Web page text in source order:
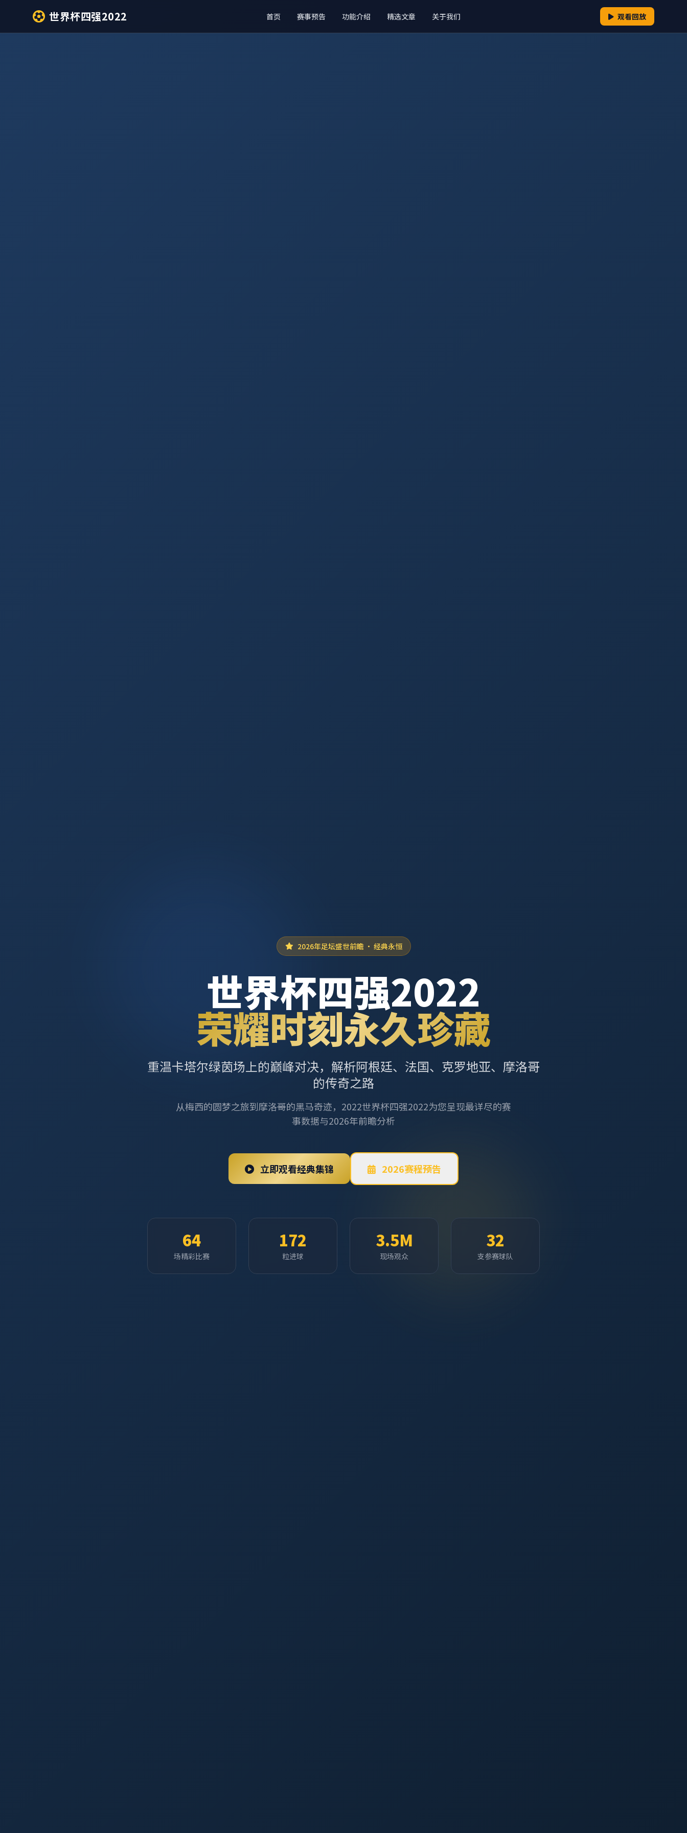
世界杯四强2022 首页 赛事预告 功能介绍 精选文章 关于我们 观看回放
2026年足坛盛世前瞻 · 经典永恒
世界杯四强2022
荣耀时刻永久珍藏
重温卡塔尔绿茵场上的巅峰对决，解析阿根廷、法国、克罗地亚、摩洛哥
的传奇之路
从梅西的圆梦之旅到摩洛哥的黑马奇迹，2022世界杯四强2022为您呈现最详尽的赛
事数据与2026年前瞻分析
立即观看经典集锦 2026赛程预告
64
场精彩比赛
172
粒进球
3.5M
现场观众
32
支参赛球队